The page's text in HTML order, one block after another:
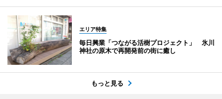
エリア特集
毎日興業「つながる活樹プロジェクト」 氷川
神社の原木で再開発前の街に癒し
もっと見る